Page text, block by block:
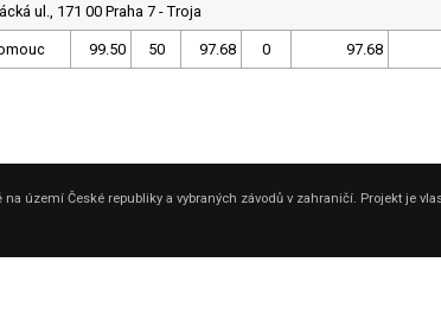
ul., 171 00 Praha 7 - Troja
99.50 50 97.68 0 97.68
území České republiky a vybraných závodů v zahraničí. Projekt je